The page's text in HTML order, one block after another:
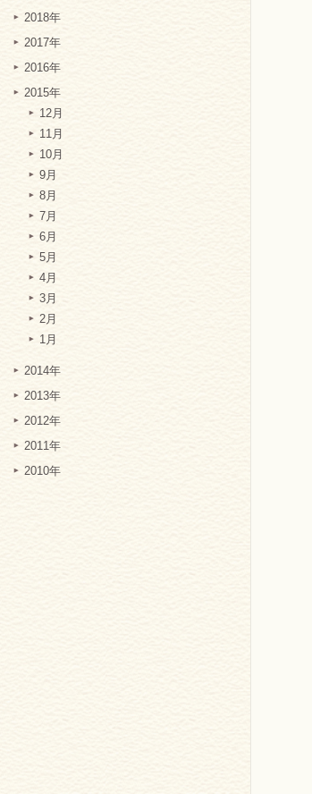
2018年
2017年
2016年
2015年
12月
11月
10月
9月
8月
7月
6月
5月
4月
3月
2月
1月
2014年
2013年
2012年
2011年
2010年